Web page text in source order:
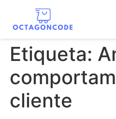
Etiqueta:
cliente